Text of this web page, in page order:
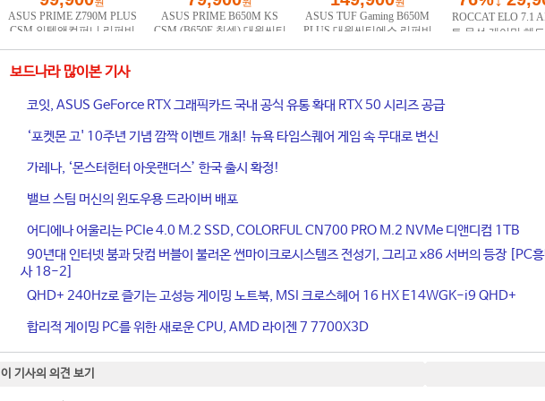
보드나라 많이본 기사
코잇, ASUS GeForce RTX 그래픽카드 국내 공식 유통 확대 RTX 50 시리즈 공급
‘포켓몬 고' 10주년 기념 깜짝 이벤트 개최! 뉴욕 타임스퀘어 게임 속 무대로 변신
가레나, ‘몬스터헌터 아웃랜더스’ 한국 출시 확정!
밸브 스팀 머신의 윈도우용 드라이버 배포
어디에나 어울리는 PCIe 4.0 M.2 SSD, COLORFUL CN700 PRO M.2 NVMe 디앤디컴 1TB
90년대 인터넷 붐과 닷컴 버블이 불러온 썬마이크로시스템즈 전성기, 그리고 x86 서버의 등장 [PC
사 18-2]
QHD+ 240Hz로 즐기는 고성능 게이밍 노트북, MSI 크로스헤어 16 HX E14WGK-i9 QHD+
합리적 게이밍 PC를 위한 새로운 CPU, AMD 라이젠 7 7700X3D
이 기사의 의견 보기